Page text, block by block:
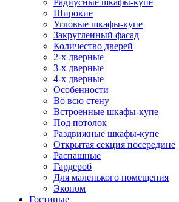
Радиусные шкафы-купе
Широкие
Угловые шкафы-купе
Закругленный фасад
Количество дверей
2-х дверные
3-х дверные
4-х дверные
Особенности
Во всю стену
Встроенные шкафы-купе
Под потолок
Раздвижные шкафы-купе
Открытая секция посередине
Распашные
Гардероб
Для маленького помещения
Эконом
Гостиные